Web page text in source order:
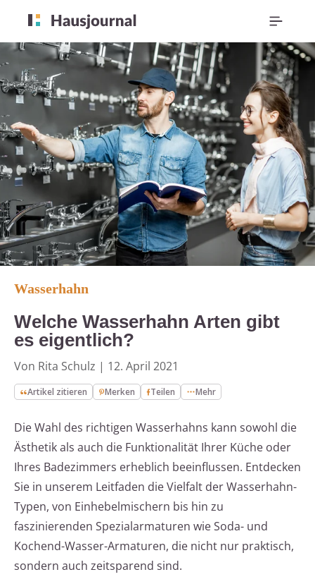
Wasserhahn
Welche Wasserhahn Arten gibt
es eigentlich?
Von Rita Schulz | 12. April 2021
Artikel zitieren Merken Teilen Mehr
Die Wahl des richtigen Wasserhahns kann sowohl die
Ästhetik als auch die Funktionalität Ihrer Küche oder
Ihres Badezimmers erheblich beeinflussen. Entdecken
Sie in unserem Leitfaden die Vielfalt der Wasserhahn-
Typen, von Einhebelmischern bis hin zu
faszinierenden Spezialarmaturen wie Soda- und
Kochend-Wasser-Armaturen, die nicht nur praktisch,
sondern auch zeitsparend sind.